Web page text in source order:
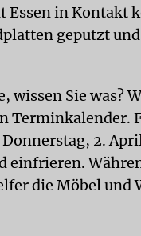
Essen in Kontakt
geputzt
wissen Sie was?
Terminkalender.
2.
einfrieren.
die Möbel und